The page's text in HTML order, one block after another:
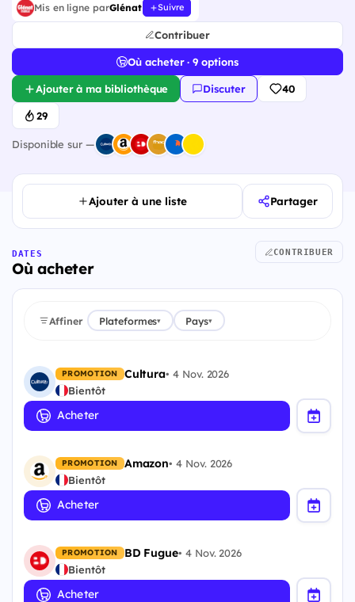
Mis en ligne parGlénat Suivre
Contribuer
Où acheter · 9 options
Ajouter à ma bibliothèque Discuter 40
29
Disponible sur —
Ajouter à une liste Partager
DATES
Où acheter
CONTRIBUER
Affiner Plateformes▾ Pays▾
PROMOTION Cultura•4 Nov. 2026
Bientôt
Acheter
PROMOTION Amazon•4 Nov. 2026
Bientôt
Acheter
PROMOTION BD Fugue• 4 Nov. 2026
Bientôt
Acheter